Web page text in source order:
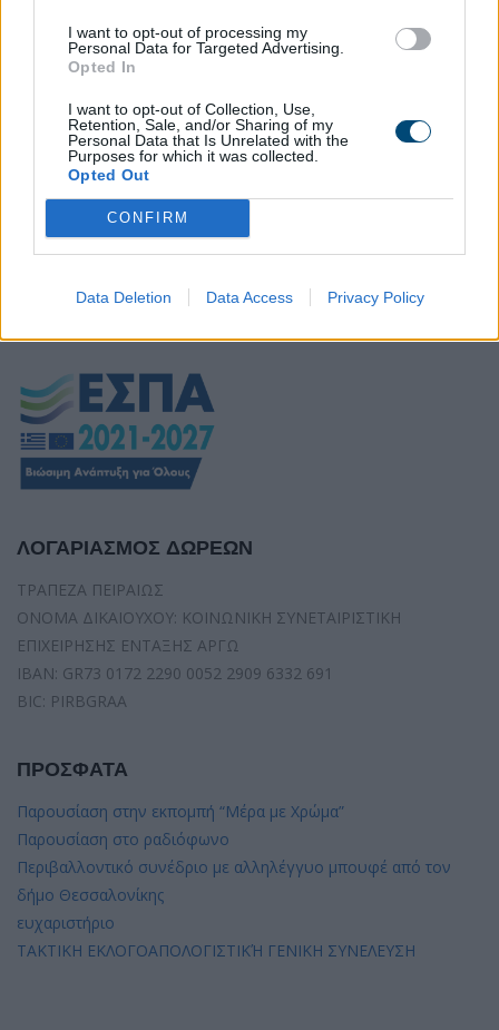
I want to opt-out of processing my
Personal Data for Targeted Advertising.
Opted In
I want to opt-out of Collection, Use,
Retention, Sale, and/or Sharing of my
Personal Data that Is Unrelated with the
Purposes for which it was collected.
Opted Out
CONFIRM
Data Deletion Data Access Privacy Policy
φορέα, δίνει συνέχεια σε αποδεδειγμένα κοινωνικά
αποτελεσματικές πρακτικές και παράγει ένα ισχυρό και απτό
εμπλέκονται.
poster_A3_ΒΙΟκυκλώνω
poster_A3_ΒΙΟσκουπάκι Download
ΛΟΓΑΡΙΑΣΜΟΣ ΔΩΡΕΩΝ
ΤΡΑΠΕΖΑ ΠΕΙΡΑΙΩΣ
ΟΝΟΜΑ ΔΙΚΑΙΟΥΧΟΥ: ΚΟΙΝΩΝΙΚΗ ΣΥΝΕΤΑΙΡΙΣΤΙΚΗ
ΕΠΙΧΕΙΡΗΣΗΣ ΕΝΤΑΞΗΣ ΑΡΓΩ
IBAN: GR73 0172 2290 0052 2909 6332 691
BIC: PIRBGRAA
ΠΡΟΣΦΑΤΑ
Παρουσίαση στην εκπομπή “Μέρα με Χρώμα”
Παρουσίαση στο ραδιόφωνο
Περιβαλλοντικό συνέδριο με αλληλέγγυο μπουφέ από τον
δήμο Θεσσαλονίκης
ευχαριστήριο
ΤΑΚΤΙΚΗ ΕΚΛΟΓΟΑΠΟΛΟΓΙΣΤΙΚΉ ΓΕΝΙΚΗ ΣΥΝΕΛΕΥΣΗ